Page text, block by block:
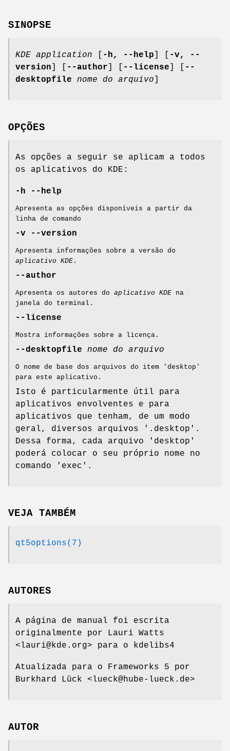
SINOPSE
KDE application -h, --help
-v, --
version
--author --license
--
desktopfile
nome do arquivo
OPÇÕES
As opções a seguir se aplicam a todos
os aplicativos do KDE:
-h --help
Apresenta as opções disponíveis a partir da
linha de comando
-v --version
Apresenta informações sobre a versão do
aplicativo KDE .
--author
Apresenta os autores do aplicativo KDE na
janela do terminal.
--license
Mostra informações sobre a licença.
--desktopfile nome do arquivo
O nome de base dos arquivos do item 'desktop'
para este aplicativo.
Isto é particularmente útil para
aplicativos envolventes e para
aplicativos que tenham, de um modo
geral, diversos arquivos '.desktop'.
Dessa forma, cada arquivo 'desktop'
poderá colocar o seu próprio nome no
comando 'exec'.
VEJA TAMBÉM
qt5options(7)
AUTORES
A página de manual foi escrita
originalmente por Lauri Watts
<lauri@kde.org> para o kdelibs4
Atualizada para o Frameworks 5 por
Burkhard Lück <lueck@hube-lueck.de>
AUTOR